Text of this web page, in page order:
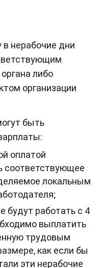
нерабочие дни
либо
организации
быть
оплатой
соответствующее
локальным
будут работать с 4
выплатить
трудовым
как если бы
эти нерабочие